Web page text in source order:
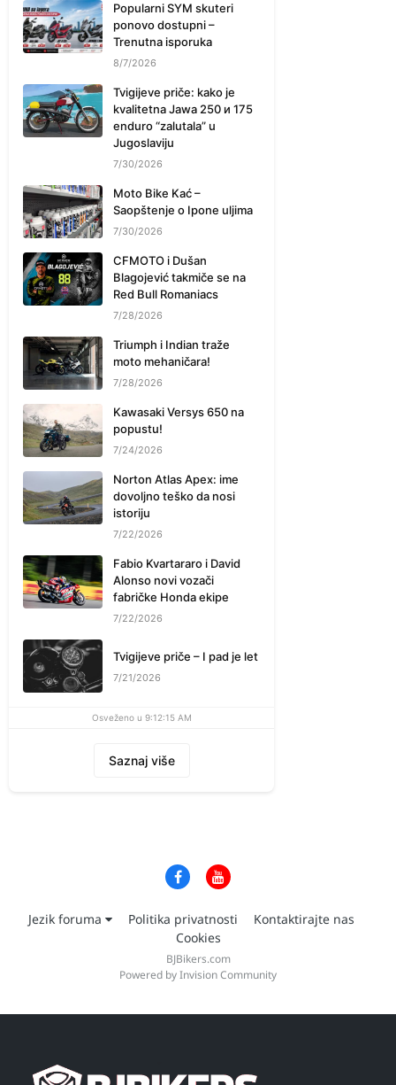
Popularni SYM skuteri
ponovo dostupni –
Trenutna isporuka
8/7/2026
Tvigijeve priče: kako je
kvalitetna Jawa 250 и 175
enduro “zalutala” u
Jugoslaviju
7/30/2026
Moto Bike Kać –
Saopštenje o Ipone uljima
7/30/2026
CFMOTO i Dušan
Blagojević takmiče se na
Red Bull Romaniacs
7/28/2026
Triumph i Indian traže
moto mehaničara!
7/28/2026
Kawasaki Versys 650 na
popustu!
7/24/2026
Norton Atlas Apex: ime
dovoljno teško da nosi
istoriju
7/22/2026
Fabio Kvartararo i David
Alonso novi vozači
fabričke Honda ekipe
7/22/2026
Tvigijeve priče – I pad je let
7/21/2026
Osveženo u 9:12:15 AM
Saznaj više
Jezik foruma Politika privatnosti
Kontaktirajte nas
Cookies
BJBikers.com
Powered by Invision Community